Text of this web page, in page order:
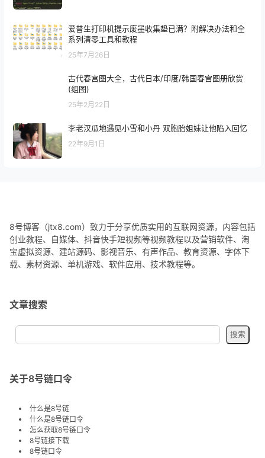
爱普生打印机提示废墨收集垫已满？附解决办法和全
系列清零工具和教程
25年7月26日
古代春宫图大全，古代日本/印度/韩国春宫图册欣赏
(组图)
25年2月22日
李老汉瓜地遇见小雪和小丹 双胞胎姐妹让他陷入回忆
22年9月1日
8号博客（jtx8.com）致力于分享优质实用的互联网资源，内容包括
创业教程、自媒体、抖音快手短视频等视频教程以及营销软件、淘
宝虚拟资源、建站源码、影视音乐、有声作品、教育资源、字体下
载、素材资源、单机游戏、软件应用、技术教程等。
文章搜索
关于8号链口令
什么是8号链
什么是8号链口令
怎么获取8号链口令
8号链接下载
8号链口令